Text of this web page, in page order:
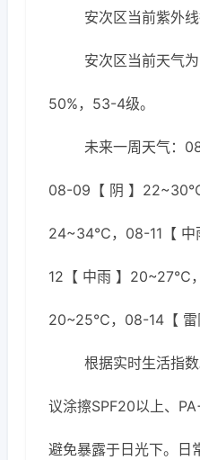
安次区当前紫外线
安次区当前天气
50%，53-4级。
未来一周天气：
08-09【 阴 】22~30℃
24~34℃，08-11【
12【 中雨 】20~27℃
20~25℃，08-14【 雷
根据实时生活指
议涂擦SPF20以上、
避免暴露于日光下。日